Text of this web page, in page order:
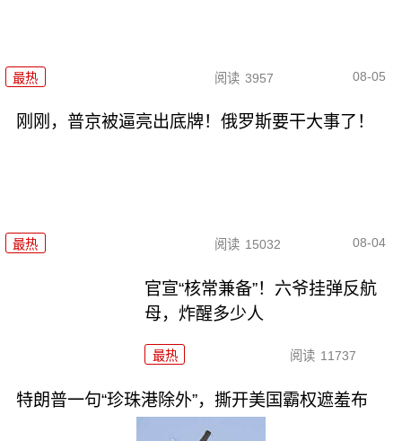
最热 阅读 3957 08-05
刚刚，普京被逼亮出底牌！俄罗斯要干大事了！
最热 阅读 15032 08-04
官宣“核常兼备”！六爷挂弹反航
母，炸醒多少人
最热 阅读 11737
特朗普一句“珍珠港除外”，撕开美国霸权遮羞布